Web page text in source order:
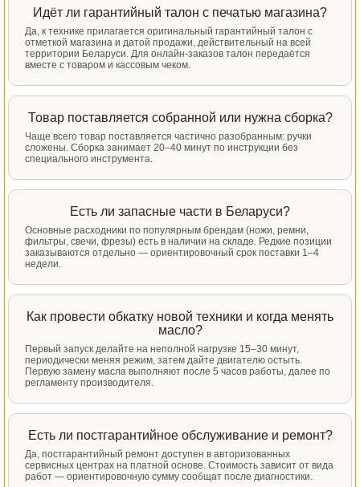
Идёт ли гарантийный талон с печатью магазина?
Да, к технике прилагается оригинальный гарантийный талон с
отметкой магазина и датой продажи, действительный на всей
территории Беларуси. Для онлайн-заказов талон передаётся
вместе с товаром и кассовым чеком.
Товар поставляется собранной или нужна сборка?
Чаще всего товар поставляется частично разобранным: ручки
сложены. Сборка занимает 20–40 минут по инструкции без
специального инструмента.
Есть ли запасные части в Беларуси?
Основные расходники по популярным брендам (ножи, ремни,
фильтры, свечи, фрезы) есть в наличии на складе. Редкие позиции
заказываются отдельно — ориентировочный срок поставки 1–4
недели.
Как провести обкатку новой техники и когда менять
масло?
Первый запуск делайте на неполной нагрузке 15–30 минут,
периодически меняя режим, затем дайте двигателю остыть.
Первую замену масла выполняют после 5 часов работы, далее по
регламенту производителя.
Есть ли постгарантийное обслуживание и ремонт?
Да, постгарантийный ремонт доступен в авторизованных
сервисных центрах на платной основе. Стоимость зависит от вида
работ — ориентировочную сумму сообщат после диагностики.